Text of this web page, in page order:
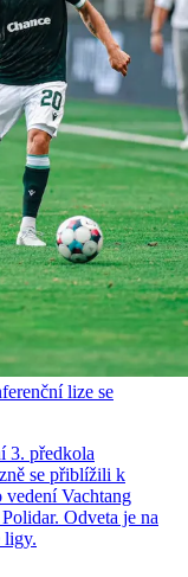
lize se
3. předkola
se přiblížili k
vedení Vachtang
Odveta je na
ligy.